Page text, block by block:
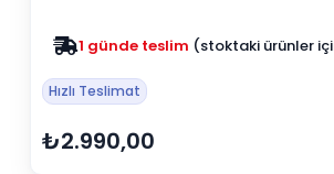
Zam yok 2025 fiyatları devam
Hızlı Teslimat
₺2.990,00